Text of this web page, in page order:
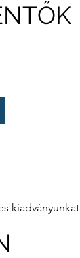
kiadványunkat